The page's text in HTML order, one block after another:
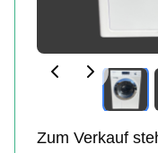
Zum Verkauf